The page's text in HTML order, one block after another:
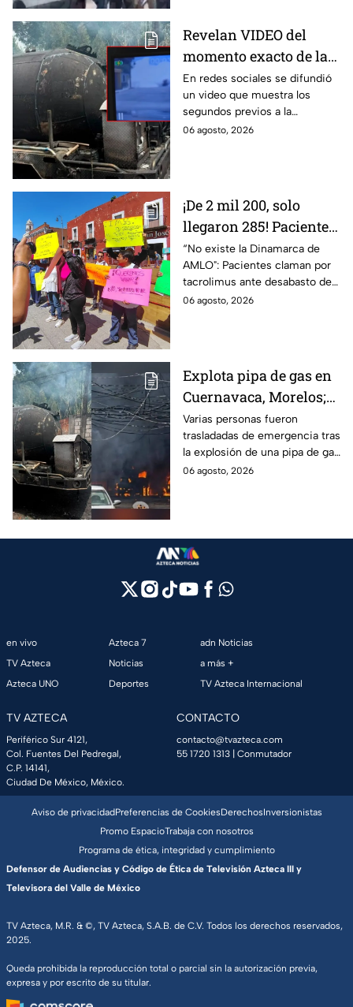
Revelan VIDEO del
momento exacto de la
explosión de pipa de
gas en Cuernavaca,
Morelos
En redes sociales se difundió
un video que muestra los
segundos previos a la
explosión de una pipa de gas
06 agosto, 2026
¡De 2 mil 200, solo
llegaron 285! Pacientes
claman por
medicamentos ante
desabasto en IMSS
Puebla
“No existe la Dinamarca de
AMLO": Pacientes claman por
tacrolimus ante desabasto de
medicamentos en hospital del
06 agosto, 2026
Explota pipa de gas en
Cuernavaca, Morelos;
se reportan más de 20
personas con
quemaduras
Varias personas fueron
trasladadas de emergencia tras
la explosión de una pipa de gas
cerca de la colonia Las
06 agosto, 2026
en vivo
TV Azteca
Azteca UNO
Azteca 7
Noticias
Deportes
adn Noticias
a más +
TV Azteca Internacional
TV AZTECA
Periférico Sur 4121,
Col. Fuentes Del Pedregal,
C.P. 14141,
Ciudad De México, México.
CONTACTO
contacto@tvazteca.com
55 1720 1313 | Conmutador
TV Azteca, M.R. & ©, TV Azteca, S.A.B. de C.V. Todos los derechos reservados,
2025.
Queda prohibida la reproducción total o parcial sin la autorización previa,
expresa y por escrito de su titular.
Aviso de privacidadPreferencias de CookiesDerechosInversionistas
Promo EspacioTrabaja con nosotros
Programa de ética, integridad y cumplimiento
Defensor de Audiencias y Código de Ética de Televisión Azteca III y
Televisora del Valle de México